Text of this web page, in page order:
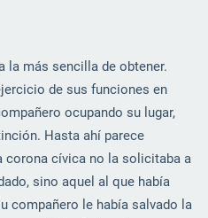
la más sencilla de obtener.
de sus funciones en
ocupando su lugar,
Hasta ahí parece
corona cívica no la solicitaba a
sino aquel al que había
compañero le había salvado la